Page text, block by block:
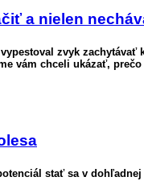
a nielen
zvyk
vám chceli ukázať,
stať sa v